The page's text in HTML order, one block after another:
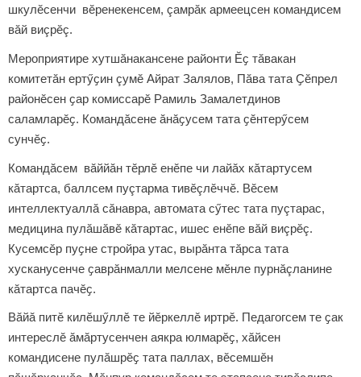
шкулӗсенчи вӗренекенсем, çамрăк армеецсен командисем
вăй виçрӗç.
Мероприятире хутшӑнакансене районти Ӗҫ тӑвакан
комитетăн ертӳҫин çумӗ Айрат Залялов, Пӑва тата Ҫӗпрел
районӗсен ҫар комиссарӗ Рамиль Замалетдинов
саламларӗҫ. Командӑсене ӑнӑҫусем тата ҫӗнтерӳсем
сунчӗҫ.
Командăсем вӑййăн тӗрлӗ енӗпе чи лайӑх кăтартусем
кăтартса, баллсем пуçтарма тивӗçлӗччӗ. Вӗсем
интеллектуаллă сăнавра, автомата сӳтес тата пуçтарас,
медицина пулӑшӑвӗ кăтартас, ишес енӗпе вăй виçрӗç.
Кусемсӗр пуҫне стройра утас, вырӑнта тăрса тата
хусканусенче ҫаврӑнмалли мелсене мӗнле пурнăçланине
кӑтартса пачӗҫ.
Вӑйӑ питӗ килӗшӳллӗ те йӗркеллӗ иртрӗ. Педагогсем те ҫак
интереслӗ ӑмӑртусенчен аякра юлмарӗҫ, хӑйсен
командисене пулӑшрӗҫ тата паллах, вӗсемшӗн